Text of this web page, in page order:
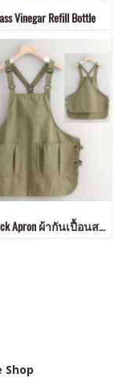
Vinegar Refill Bottle
Studio Smock Apron ผ้ากันเปื้อนสายเอี๊ยม
Shop